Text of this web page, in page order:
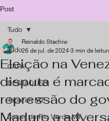
Post
Tudo
CAPA
DESTAQUES
Tapurah MT
Lucas do Rio Verde MT
Tudo
Eleição na
disputa é
repressão do
Maduro a
Reinaldo Stachiw
26 de jul. de 2024 3 min de